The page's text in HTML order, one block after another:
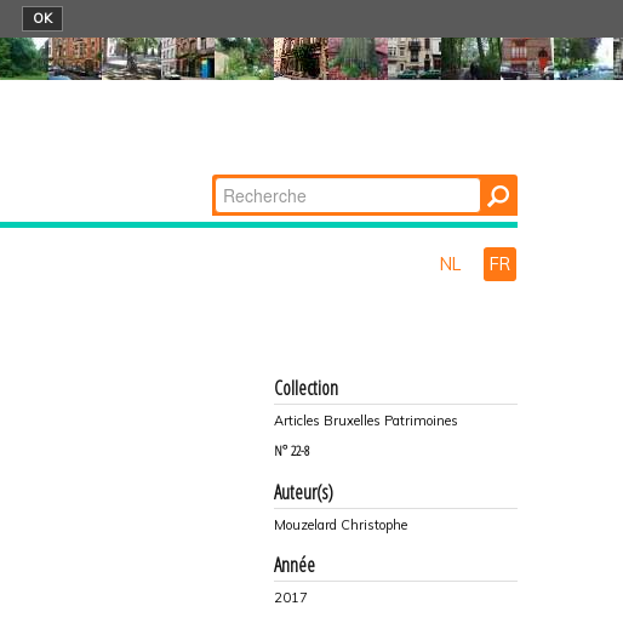
OK
Chercher par
Recherche
NL FR
Collection
Articles Bruxelles Patrimoines
N° 22-8
Auteur(s)
Mouzelard Christophe
Année
2017